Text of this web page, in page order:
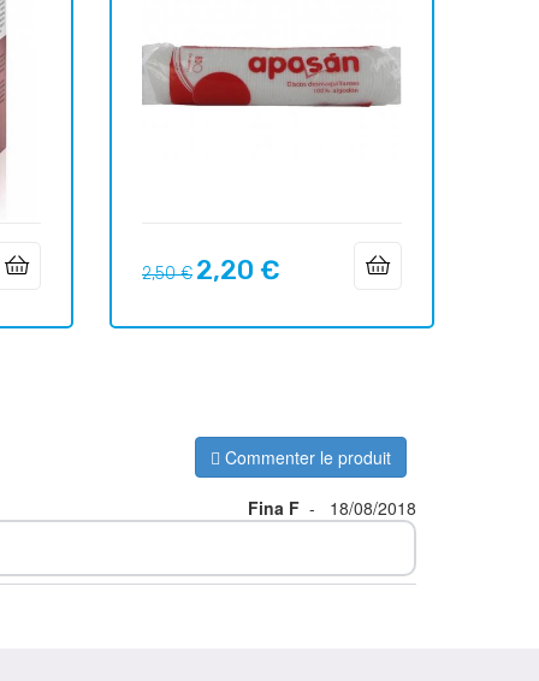
Prix
2,50 € Prix
2,20 €
Commenter le produit
Fina F - 18/08/2018